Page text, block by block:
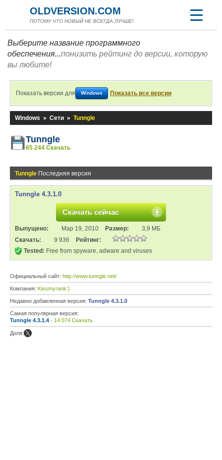
OLDVERSION.COM
ПОТОМУ ЧТО НОВЫЙ НЕ ВСЕГДА ЛУЧШЕ!
Выберите название программного
обеспечения...понизить рейтинг до версии, которую
вы любите!
Показать версии для Windows Показать все версии
Windows » Сети » Tunngle
Tunngle
65 244 Скачать
Tunngle Последняя версия
Tunngle 4.3.1.0
Скачать сейчас
Выпущено: Мар 19, 2010 Размер:
3,9 МБ
Скачать:
9 936
Рейтинг:
Tested: Free from spyware, adware and viruses
Официальный сайт: http://www.tunngle.net/
Компания: Kissmyrank:)
Недавно добавленная версия: Tunngle 4.3.1.0
Самая популярная версия:
Tunngle 4.3.1.4 - 14 074 Скачать
Доля: